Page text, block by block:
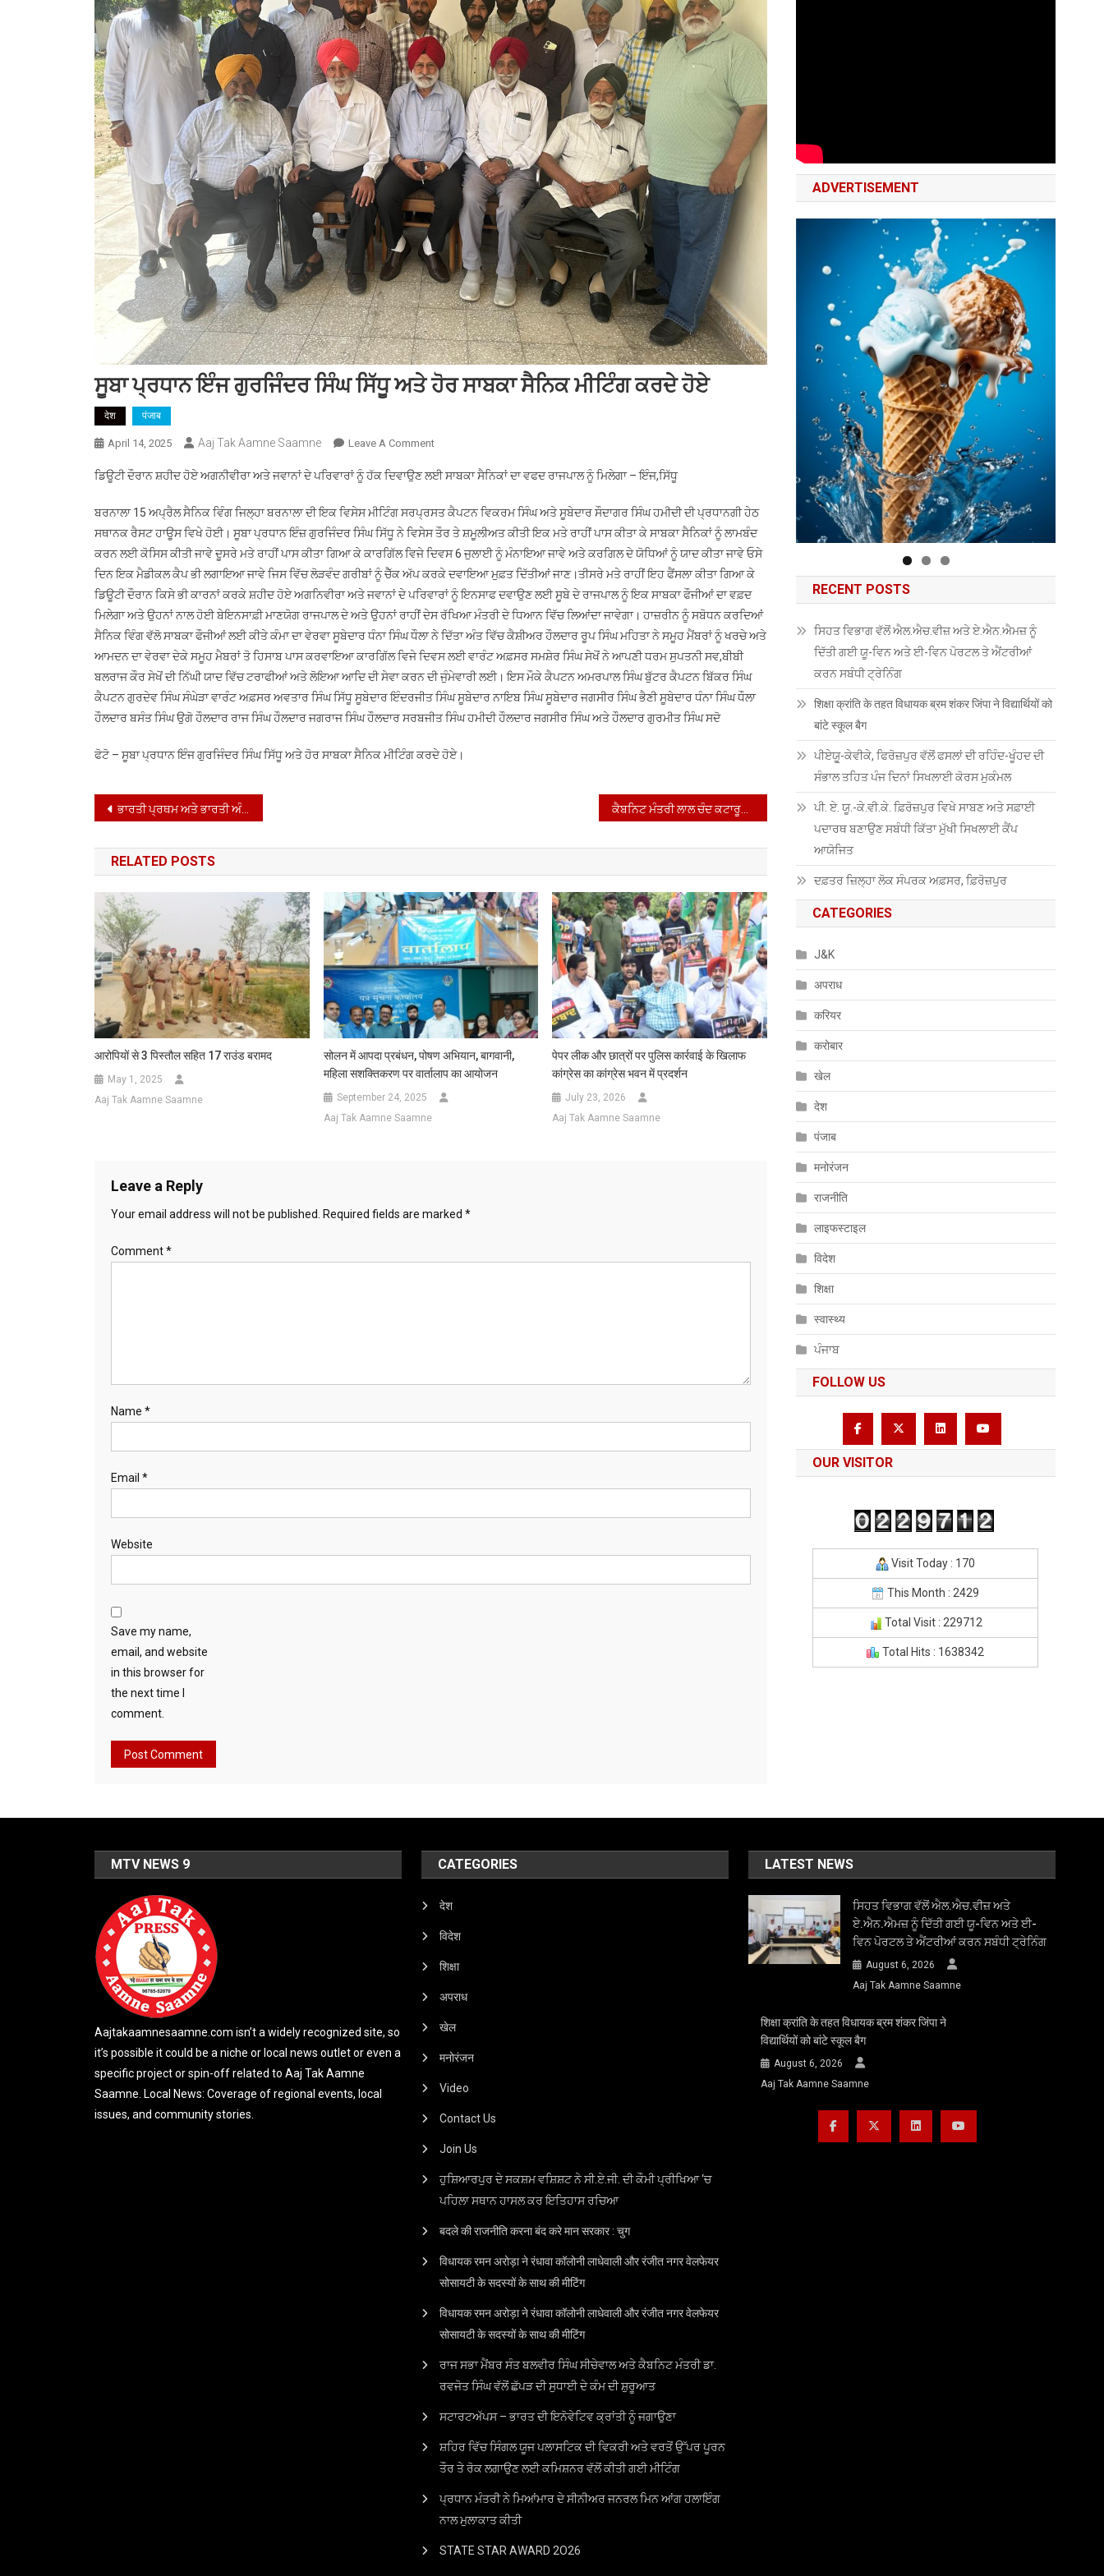
ਸੂਬਾ ਪ੍ਰਧਾਨ ਇੰਜ ਗੁਰਜਿੰਦਰ ਸਿੰਘ ਸਿੱਧੂ ਅਤੇ ਹੋਰ ਸਾਬਕਾ ਸੈਨਿਕ ਮੀਟਿੰਗ ਕਰਦੇ ਹੋਏ
देश पंजाब
April 14, 2025 Aaj Tak Aamne Saamne Leave A CommentOn
ਪ੍ਰਧਾਨ
ਗੁਰਜਿੰਦਰ
ਸਿੰਘ
ਸਿੱਧੂ
ਅਤੇ
ਹੋਰ
ਸਾਬਕਾ
ਸੈਨਿਕ
ਮੀਟਿੰਗ
ਕਰਦੇ
ਹੋਏ
ਡਿਊਟੀ ਦੌਰਾਨ ਸ਼ਹੀਦ ਹੋਏ ਅਗਨੀਵੀਰਾ ਅਤੇ ਜਵਾਨਾਂ ਦੇ ਪਰਿਵਾਰਾਂ ਨੂੰ ਹੱਕ ਦਿਵਾਉਣ ਲਈ ਸਾਬਕਾ ਸੈਨਿਕਾਂ ਦਾ ਵਫਦ ਰਾਜਪਾਲ ਨੂੰ ਮਿਲੇਗਾ – ਇੰਜ,ਸਿੱਧੂ
ਬਰਨਾਲਾ 15 ਅਪ੍ਰੈਲ ਸੈਨਿਕ ਵਿੰਗ ਜਿਲ੍ਹਾ ਬਰਨਾਲਾ ਦੀ ਇਕ ਵਿਸੇਸ ਮੀਟਿੰਗ ਸਰਪ੍ਰਸਤ ਕੈਪਟਨ ਵਿਕਰਮ ਸਿੰਘ ਅਤੇ ਸੂਬੇਦਾਰ ਸੌਦਾਗਰ ਸਿੰਘ ਹਮੀਦੀ ਦੀ ਪ੍ਰਧਾਨਗੀ ਹੇਠ
ਸਥਾਨਕ ਰੈਸਟ ਹਾਊਸ ਵਿਖੇ ਹੋਈ। ਸੂਬਾ ਪ੍ਰਧਾਨ ਇੰਜ਼ ਗੁਰਜਿੰਦਰ ਸਿੰਘ ਸਿੱਧੂ ਨੇ ਵਿਸੇਸ ਤੌਰ ਤੇ ਸ਼ਮੂਲੀਅਤ ਕੀਤੀ ਇਕ ਮਤੇ ਰਾਹੀਂ ਪਾਸ ਕੀਤਾ ਕੇ ਸਾਬਕਾ ਸੈਨਿਕਾਂ ਨੂੰ ਲਾਮਬੰਦ
ਕਰਨ ਲਈ ਕੋਸਿਸ ਕੀਤੀ ਜਾਵੇ ਦੂਸਰੇ ਮਤੇ ਰਾਹੀਂ ਪਾਸ ਕੀਤਾ ਗਿਆ ਕੇ ਕਾਰਗਿੱਲ ਵਿਜੇ ਦਿਵਸ 6 ਜੁਲਾਈ ਨੂੰ ਮੰਨਾਇਆ ਜਾਵੇ ਅਤੇ ਕਰਗਿਲ ਦੇ ਯੋਧਿਆਂ ਨੂੰ ਯਾਦ ਕੀਤਾ ਜਾਵੇ ਓਸੇ
ਦਿਨ ਇਕ ਮੈਡੀਕਲ ਕੈਪ ਭੀ ਲਗਾਇਆ ਜਾਵੇ ਜਿਸ ਵਿੱਚ ਲੋੜਵੰਦ ਗਰੀਬਾਂ ਨੂੰ ਚੈੱਕ ਅੱਪ ਕਰਕੇ ਦਵਾਇਆ ਮੁਫ਼ਤ ਦਿੱਤੀਆਂ ਜਾਣ।ਤੀਸਰੇ ਮਤੇ ਰਾਹੀਂ ਇਹ ਫੈਂਸਲਾ ਕੀਤਾ ਗਿਆ ਕੇ
ਡਿਊਟੀ ਦੌਰਾਨ ਕਿਸੇ ਭੀ ਕਾਰਨਾਂ ਕਰਕੇ ਸ਼ਹੀਦ ਹੋਏ ਅਗਨਿਵੀਰਾ ਅਤੇ ਜਵਾਨਾਂ ਦੇ ਪਰਿਵਾਰਾਂ ਨੂੰ ਇਨਸਾਫ ਦਵਾਉਣ ਲਈ ਸੂਬੇ ਦੇ ਰਾਜਪਾਲ ਨੂੰ ਇਕ ਸਾਬਕਾ ਫੌਜੀਆਂ ਦਾ ਵਫ਼ਦ
ਮਿਲੇਗਾ ਅਤੇ ਉਹਨਾਂ ਨਾਲ ਹੋਈ ਬੇਇਨਸਾਫ਼ੀ ਮਾਣਯੋਗ ਰਾਜਪਾਲ ਦੇ ਅਤੇ ਉਹਨਾਂ ਰਾਹੀਂ ਦੇਸ ਰੱਖਿਆ ਮੰਤਰੀ ਦੇ ਧਿਆਨ ਵਿੱਚ ਲਿਆਂਦਾ ਜਾਵੇਗਾ। ਹਾਜ਼ਰੀਨ ਨੂੰ ਸਬੋਧਨ ਕਰਦਿਆਂ
ਸੈਨਿਕ ਵਿੰਗ ਵੱਲੋ ਸਾਬਕਾ ਫੌਜੀਆਂ ਲਈ ਕੀਤੇ ਕੰਮਾ ਦਾ ਵੇਰਵਾ ਸੂਬੇਦਾਰ ਧੰਨਾ ਸਿੰਘ ਧੌਲਾ ਨੇ ਦਿੱਤਾ ਅੰਤ ਵਿੱਚ ਕੈਸ਼ੀਅਰ ਹੌਲਦਾਰ ਰੂਪ ਸਿੰਘ ਮਹਿਤਾ ਨੇ ਸਮੂਹ ਮੈਂਬਰਾਂ ਨੂੰ ਖਰਚੇ ਅਤੇ
ਆਮਦਨ ਦਾ ਵੇਰਵਾ ਦੇਕੇ ਸਮੂਹ ਮੈਬਰਾਂ ਤੋ ਹਿਸਾਬ ਪਾਸ ਕਰਵਾਇਆ ਕਾਰਗਿੱਲ ਵਿਜੇ ਦਿਵਸ ਲਈ ਵਾਰੰਟ ਅਫ਼ਸਰ ਸਮਸ਼ੇਰ ਸਿੰਘ ਸੇਖੋਂ ਨੇ ਆਪਣੀ ਧਰਮ ਸੁਪਤਨੀ ਸਵ,ਬੀਬੀ
ਬਲਰਾਜ ਕੌਰ ਸੇਖੋਂ ਦੀ ਨਿੱਘੀ ਯਾਦ ਵਿੱਚ ਟਰਾਫੀਆਂ ਅਤੇ ਲੋਇਆ ਆਦਿ ਦੀ ਸੇਵਾ ਕਰਨ ਦੀ ਜੁੰਮੇਵਾਰੀ ਲਈ। ਇਸ ਮੌਕੇ ਕੈਪਟਨ ਅਮਰਪਾਲ ਸਿੰਘ ਬੁੱਟਰ ਕੈਪਟਨ ਬਿੱਕਰ ਸਿੰਘ
ਕੈਪਟਨ ਗੁਰਦੇਵ ਸਿੰਘ ਸੰਘੇੜਾ ਵਾਰੰਟ ਅਫ਼ਸਰ ਅਵਤਾਰ ਸਿੰਘ ਸਿੱਧੂ ਸੂਬੇਦਾਰ ਇੰਦਰਜੀਤ ਸਿੰਘ ਸੂਬੇਦਾਰ ਨਾਇਬ ਸਿੰਘ ਸੂਬੇਦਾਰ ਜਗਸੀਰ ਸਿੰਘ ਭੈਣੀ ਸੂਬੇਦਾਰ ਧੰਨਾ ਸਿੰਘ ਧੌਲਾ
ਹੌਲਦਾਰ ਬਸੰਤ ਸਿੰਘ ਉਗੋ ਹੌਲਦਾਰ ਰਾਜ ਸਿੰਘ ਹੌਲਦਾਰ ਜਗਰਾਜ ਸਿੰਘ ਹੌਲਦਾਰ ਸਰਬਜੀਤ ਸਿੰਘ ਹਮੀਦੀ ਹੌਲਦਾਰ ਜਗਸੀਰ ਸਿੰਘ ਅਤੇ ਹੌਲਦਾਰ ਗੁਰਮੀਤ ਸਿੰਘ ਸਦੋ
ਫੋਟੋ – ਸੂਬਾ ਪ੍ਰਧਾਨ ਇੰਜ ਗੁਰਜਿੰਦਰ ਸਿੰਘ ਸਿੱਧੂ ਅਤੇ ਹੋਰ ਸਾਬਕਾ ਸੈਨਿਕ ਮੀਟਿੰਗ ਕਰਦੇ ਹੋਏ।
Post
navigation
ਭਾਰਤੀ ਪ੍ਰਥਮ ਅਤੇ ਭਾਰਤੀ ਅੰਤਿਮ’: ਡਾ. ਅੰਬੇਡਕਰ, ਇੱਕ ਦੂਰਦਰਸ਼ੀ ਸੁਧਾਰਕ* ਕੈਬਨਿਟ ਮੰਤਰੀ ਲਾਲ ਚੰਦ ਕਟਾਰੂਚੱਕ ਨੇ ਨੌਜਵਾਨਾਂ ਨੂੰ ਡਾ. ਬੀ.ਆਰ. ਅੰਬੇਡਕਰ ਵੱਲੋਂ ਦਿਖਾਏ ਗਏ ਮਾਰਗ ‘ਤੇ ਚੱਲਣ ਦਾ ਸੱਦਾ ਦਿੱਤਾ
RELATED POSTS
आरोपियों से 3 पिस्तौल सहित 17 राउंड बरामद
May 1, 2025
Aaj Tak Aamne Saamne
सोलन में आपदा प्रबंधन, पोषण अभियान, बागवानी,
महिला सशक्तिकरण पर वार्तालाप का आयोजन
September 24, 2025
Aaj Tak Aamne Saamne
पेपर लीक और छात्रों पर पुलिस कार्रवाई के खिलाफ
कांग्रेस का कांग्रेस भवन में प्रदर्शन
July 23, 2026
Aaj Tak Aamne Saamne
Leave a Reply
Your email address will not be published. Required fields are marked *
Comment*
Name *
Email *
Website
Save my name,
email, and website
in this browser for
the next time I
comment.
ADVERTISEMENT
RECENT POSTS
ਸਿਹਤ ਵਿਭਾਗ ਵੱਲੋਂ ਐਲ.ਐਚ.ਵੀਜ਼ ਅਤੇ ਏ.ਐਨ.ਐਮਜ਼ ਨੂੰ
ਦਿੱਤੀ ਗਈ ਯੂ-ਵਿਨ ਅਤੇ ਈ-ਵਿਨ ਪੋਰਟਲ ਤੇ ਐਂਟਰੀਆਂ
ਕਰਨ ਸਬੰਧੀ ਟ੍ਰੇਨਿੰਗ
शिक्षा क्रांति के तहत विधायक ब्रम शंकर जिंपा ने विद्यार्थियों को
बांटे स्कूल बैग
ਪੀਏਯੂੑ-ਕੇਵੀਕੇ, ਫਿਰੋਜ਼ਪੁਰ ਵੱਲੋਂ ਫਸਲਾਂ ਦੀ ਰਹਿੰਦ-ਖੂੰਹਦ ਦੀ
ਸੰਭਾਲ ਤਹਿਤ ਪੰਜ ਦਿਨਾਂ ਸਿਖਲਾਈ ਕੋਰਸ ਮੁਕੰਮਲ
ਪੀ. ਏ. ਯੂ.-ਕੇ.ਵੀ.ਕੇ. ਫ਼ਿਰੋਜ਼ਪੁਰ ਵਿਖੇ ਸਾਬਣ ਅਤੇ ਸਫ਼ਾਈ
ਪਦਾਰਥ ਬਣਾਉਣ ਸਬੰਧੀ ਕਿੱਤਾ ਮੁੱਖੀ ਸਿਖਲਾਈ ਕੈਂਪ
ਆਯੋਜਿਤ
ਦਫ਼ਤਰ ਜ਼ਿਲ੍ਹਾ ਲੋਕ ਸੰਪਰਕ ਅਫ਼ਸਰ, ਫ਼ਿਰੋਜ਼ਪੁਰ
CATEGORIES
J&K
अपराध
करियर
करोबार
खेल
देश
पंजाब
मनोरंजन
राजनीति
लाइफस्टाइल
विदेश
शिक्षा
स्वास्थ्य
ਪੰਜਾਬ
FOLLOW US
OUR VISITOR
Visit Today : 170
This Month : 2429
Total Visit : 229712
Total Hits : 1638342
MTV NEWS 9
Aajtakaamnesaamne.com isn’t a widely recognized site, so
it’s possible it could be a niche or local news outlet or even a
specific project or spin-off related to Aaj Tak Aamne
Saamne. Local News: Coverage of regional events, local
issues, and community stories.
CATEGORIES
देश
विदेश
शिक्षा
अपराध
खेल
मनोरंजन
Video
Contact Us
Join Us
ਹੁਸ਼ਿਆਰਪੁਰ ਦੇ ਸਕਸ਼ਮ ਵਸ਼ਿਸ਼ਟ ਨੇ ਸੀ.ਏ.ਜੀ. ਦੀ ਕੌਮੀ ਪ੍ਰੀਖਿਆ ‘ਚ
ਪਹਿਲਾ ਸਥਾਨ ਹਾਸਲ ਕਰ ਇਤਿਹਾਸ ਰਚਿਆ
बदले की राजनीति करना बंद करे मान सरकार : चुग
विधायक रमन अरोड़ा ने रंधावा कॉलोनी लाधेवाली और रंजीत नगर वेलफेयर
सोसायटी के सदस्यों के साथ की मीटिंग
विधायक रमन अरोड़ा ने रंधावा कॉलोनी लाधेवाली और रंजीत नगर वेलफेयर
सोसायटी के सदस्यों के साथ की मीटिंग
ਰਾਜ ਸਭਾ ਮੈਂਬਰ ਸੰਤ ਬਲਵੀਰ ਸਿੰਘ ਸੀਚੇਵਾਲ ਅਤੇ ਕੈਬਨਿਟ ਮੰਤਰੀ ਡਾ.
ਰਵਜੋਤ ਸਿੰਘ ਵੱਲੋਂ ਛੱਪੜ ਦੀ ਸੁਧਾਈ ਦੇ ਕੰਮ ਦੀ ਸ਼ੁਰੂਆਤ
ਸਟਾਰਟਅੱਪਸ – ਭਾਰਤ ਦੀ ਇਨੋਵੇਟਿਵ ਕ੍ਰਾਂਤੀ ਨੂੰ ਜਗਾਉਣਾ
ਸ਼ਹਿਰ ਵਿੱਚ ਸਿੰਗਲ ਯੂਜ ਪਲਾਸਟਿਕ ਦੀ ਵਿਕਰੀ ਅਤੇ ਵਰਤੋਂ ਉੱਪਰ ਪੂਰਨ
ਤੌਰ ਤੇ ਰੋਕ ਲਗਾਉਣ ਲਈ ਕਮਿਸ਼ਨਰ ਵੱਲੋਂ ਕੀਤੀ ਗਈ ਮੀਟਿੰਗ
ਪ੍ਰਧਾਨ ਮੰਤਰੀ ਨੇ ਮਿਆਂਮਾਰ ਦੇ ਸੀਨੀਅਰ ਜਨਰਲ ਮਿਨ ਆਂਗ ਹਲਾਇੰਗ
ਨਾਲ ਮੁਲਾਕਾਤ ਕੀਤੀ
STATE STAR AWARD 2O26
LATEST NEWS
ਸਿਹਤ ਵਿਭਾਗ ਵੱਲੋਂ ਐਲ.ਐਚ.ਵੀਜ਼ ਅਤੇ
ਏ.ਐਨ.ਐਮਜ਼ ਨੂੰ ਦਿੱਤੀ ਗਈ ਯੂ-ਵਿਨ ਅਤੇ ਈ-
ਵਿਨ ਪੋਰਟਲ ਤੇ ਐਂਟਰੀਆਂ ਕਰਨ ਸਬੰਧੀ ਟ੍ਰੇਨਿੰਗ
August 6, 2026
Aaj Tak Aamne Saamne
शिक्षा क्रांति के तहत विधायक ब्रम शंकर जिंपा ने
विद्यार्थियों को बांटे स्कूल बैग
August 6, 2026
Aaj Tak Aamne Saamne